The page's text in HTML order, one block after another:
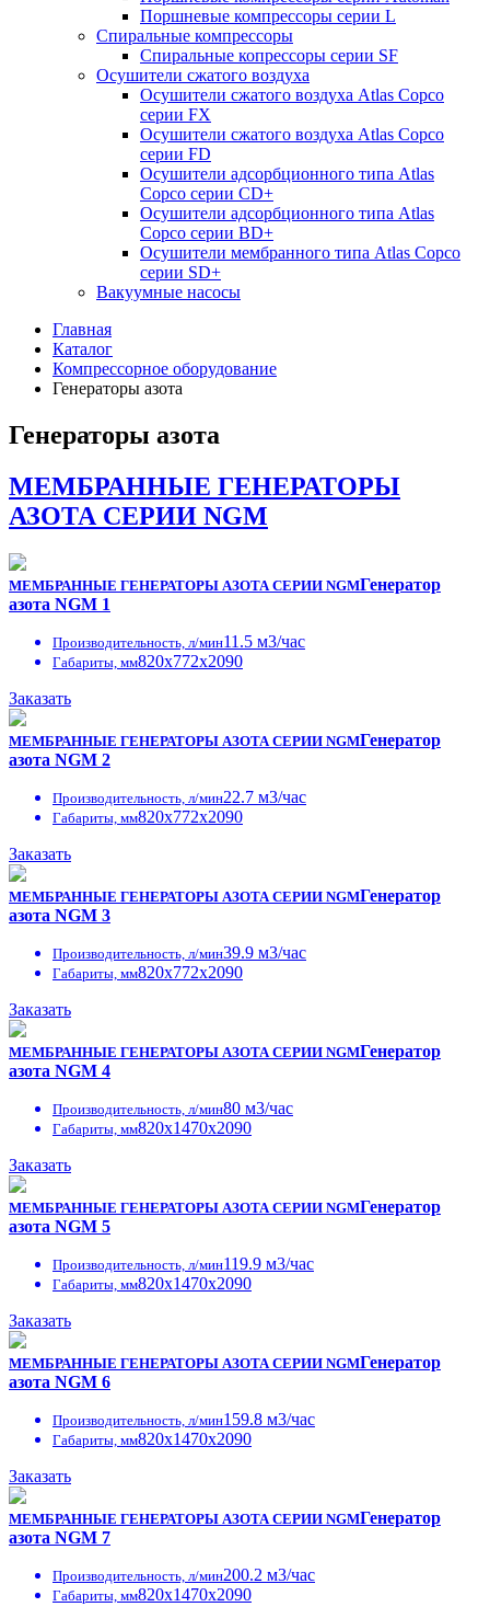
Поршневые компрессоры серии L
Спиральные компрессоры
Спиральные копрессоры серии SF
Осушители сжатого воздуха
Осушители сжатого воздуха Atlas Copco
серии FX
Осушители сжатого воздуха Atlas Copco
серии FD
Осушители адсорбционного типа Atlas
Copco серии СD+
Осушители адсорбционного типа Atlas
Copco серии BD+
Осушители мембранного типа Atlas Copco
серии SD+
Вакуумные насосы
Главная
Каталог
Компрессорное оборудование
Генераторы азота
Генераторы азота
МЕМБРАННЫЕ ГЕНЕРАТОРЫ
АЗОТА СЕРИИ NGM
МЕМБРАННЫЕ ГЕНЕРАТОРЫ АЗОТА СЕРИИ NGMГенератор
азота NGM 1
Производительность, л/мин11.5 м3/час
Габариты, мм820x772x2090
Заказать
МЕМБРАННЫЕ ГЕНЕРАТОРЫ АЗОТА СЕРИИ NGMГенератор
азота NGM 2
Производительность, л/мин22.7 м3/час
Габариты, мм820x772x2090
Заказать
МЕМБРАННЫЕ ГЕНЕРАТОРЫ АЗОТА СЕРИИ NGMГенератор
азота NGM 3
Производительность, л/мин39.9 м3/час
Габариты, мм820x772x2090
Заказать
МЕМБРАННЫЕ ГЕНЕРАТОРЫ АЗОТА СЕРИИ NGMГенератор
азота NGM 4
Производительность, л/мин80 м3/час
Габариты, мм820x1470x2090
Заказать
МЕМБРАННЫЕ ГЕНЕРАТОРЫ АЗОТА СЕРИИ NGMГенератор
азота NGM 5
Производительность, л/мин119.9 м3/час
Габариты, мм820x1470x2090
Заказать
МЕМБРАННЫЕ ГЕНЕРАТОРЫ АЗОТА СЕРИИ NGMГенератор
азота NGM 6
Производительность, л/мин159.8 м3/час
Габариты, мм820x1470x2090
Заказать
МЕМБРАННЫЕ ГЕНЕРАТОРЫ АЗОТА СЕРИИ NGMГенератор
азота NGM 7
Производительность, л/мин200.2 м3/час
Габариты, мм820x1470x2090